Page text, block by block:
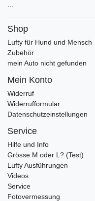
Shop
Lufty für Hund und Mensch
Zubehör
mein Auto nicht gefunden
Mein Konto
Widerruf
Widerrufformular
Datenschutzeinstellungen
Service
Hilfe und Info
Grösse M oder L? (Test)
Lufty Ausführungen
Videos
Service
Fotovermessung